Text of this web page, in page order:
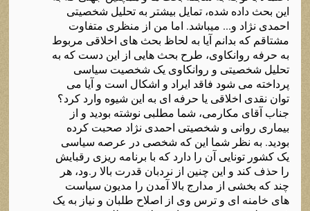
این بحث داده شده، تمایل بیشتر به تحلیل شخصیتی
احمدی نژاد و... میباشد. اما من از منظری متفاوت
مشتاقم که بدانم آیا به لحاظ بحث های اخلاقی مربوط
به حرفه روانکاوی، طرح بحث هایی از این دست که به
تحلیل شخصیتی و روانکاوی یک شخصیت سیاسی
پرداخته می شود فاقد ایراد و اشکال است و آیا می
توان نقدی اخلاقی یا حرفه ای به این شیوه وارد کرد؟
جناب آقای مکارمی، شما مطلبی نوشته بودید و از
بیماری روانی و شخصیتی احمدی نژاد صحبت کرده
بودید. به نظر شما این که شخصی در عرصه سیاسی
یک کشور تونایی آن را دارد که با برنامه ریزی رقبایش
را حذف کند و این چنین از نردبان قدرت بالا ر.ود، هر
چند که بخشی از مدارج بالا آمدن را مدیون سیاست
های خامنه ای و ترس وی از اصلاح طلبان و نیاز به یک